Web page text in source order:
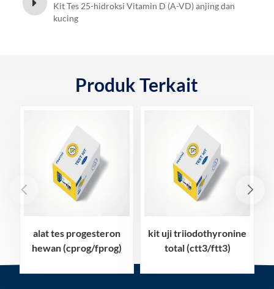
Kit Tes 25-hidroksi Vitamin D (A-VD) anjing dan
kucing
Produk Terkait
alat tes progesteron
hewan (cprog/fprog)
kit uji triiodothyronine
total (ctt3/ftt3)